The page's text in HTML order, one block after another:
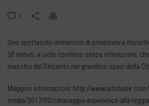
0
Uno spettacolo immersivo di proiezioni e
50 minuti, a ciclo continuo senza interruzioni,
maestro del Seicento nei grandiosi spazi della
Maggiori informazioni: http://
media/2017/03/caravaggio-experience-alla-